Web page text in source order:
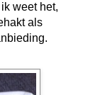
weet het,
als